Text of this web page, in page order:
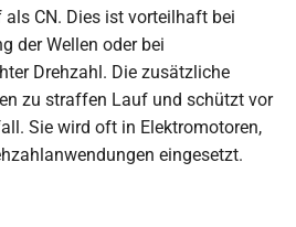
CN. Dies ist vorteilhaft bei
der Wellen oder bei
Drehzahl. Die zusätzliche
zu straffen Lauf und schützt vor
Sie wird oft in Elektromotoren,
eingesetzt.